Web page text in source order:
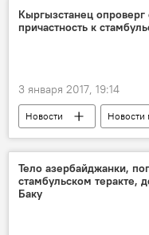
Кыргызстанец опроверг
причастность к
3 января 2017, 19:14
Новости
Новости
Теракт в ночном клубе в
Тело азербайджанки,
стамбульском теракте,
Баку